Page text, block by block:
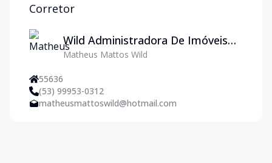
Corretor
Wild Administradora De Imóveis
Ltda
Matheus Mattos Wild
55636
(53) 99953-0312
matheusmattoswild@hotmail.com